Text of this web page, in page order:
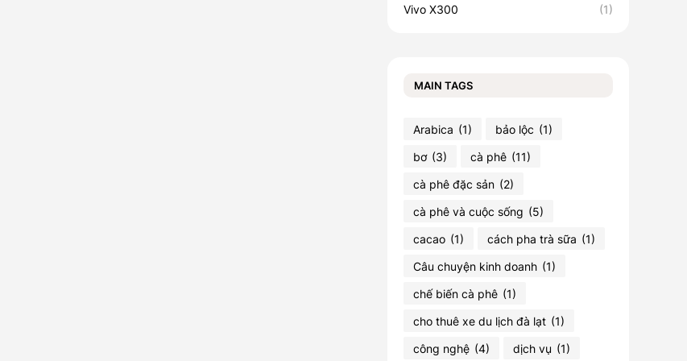
Vivo X300 (1)
MAIN TAGS
Arabica (1) bảo lộc (1)
bơ (3) cà phê (11)
cà phê đặc sản (2)
cà phê và cuộc sống (5)
cacao (1) cách pha trà sữa (1)
Câu chuyện kinh doanh (1)
chế biến cà phê (1)
cho thuê xe du lịch đà lạt (1)
công nghệ (4) dịch vụ (1)